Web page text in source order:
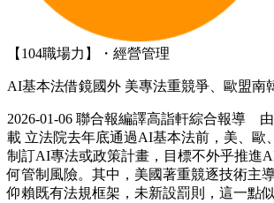
【104職場力】・經營管理
AI基本法借鏡國外 美專法重競爭、歐盟南
2026-01-06 聯合報編譯高詣軒綜合報導
載 立法院去年底通過AI基本法前，美、歐
制訂AI專法或政策計畫，目標不外乎推進
何管制風險。其中，美國著重競逐技術主
仰賴既有法規框架，未新設罰則，這一點